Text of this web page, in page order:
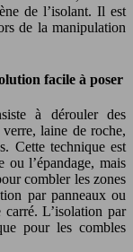
de l’isolant. Il est
de la manipulation
facile à poser
à dérouler des
laine de roche,
Cette technique est
l’épandage, mais
combler les zones
par panneaux ou
L’isolation par
pour les combles